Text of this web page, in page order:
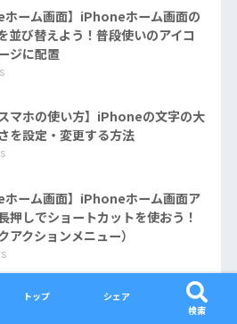
ホーム画面】iPhoneホーム画面の
並び替えよう！普段使いのアイコ
ジに配置
スマホの使い方】iPhoneの文字の大
を設定・変更する方法
ホーム画面】iPhoneホーム画面ア
押しでショートカットを使おう！
アクションメニュー）
幕派？吹き替え派？映画「恋愛小
トップ
シェア
検索